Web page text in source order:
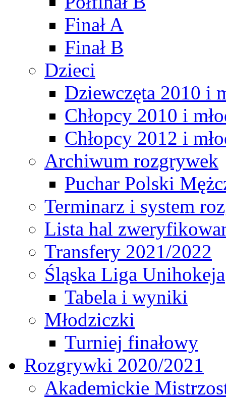
Finał A
Finał B
Dzieci
Dziewczęta 2010 i
Chłopcy 2010 i
Chłopcy 2012 i
Archiwum rozgrywek
Puchar Polski
Terminarz i system
Lista hal
Transfery 2021/2022
Śląska Liga Unihokeja
Tabela i wyniki
Młodziczki
Turniej finałowy
Rozgrywki 2020/2021
Akademickie